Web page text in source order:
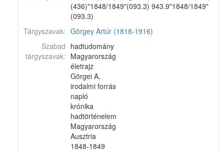
(436)"1848/1849"(093.3) 943.9"1848/1849"
(093.3)
Tárgyszavak: Görgey Artúr (1818-1916)
Szabad
tárgyszavak:
hadtudomány
Magyarország
életrajz
Görgei A.
irodalmi forrás
napló
krónika
hadtörténelem
Magyarország
Ausztria
1848-1849